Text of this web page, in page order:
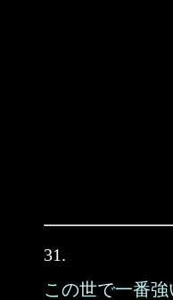
31.
この世で一番強